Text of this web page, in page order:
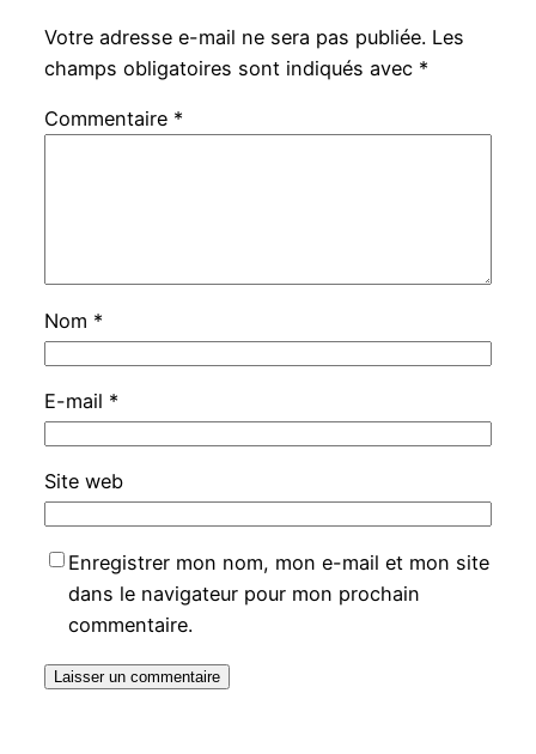
Votre adresse e-mail ne sera pas publiée. Les
champs obligatoires sont indiqués avec *
Commentaire *
Nom *
E-mail *
Site web
Enregistrer mon nom, mon e-mail et mon site
dans le navigateur pour mon prochain
commentaire.